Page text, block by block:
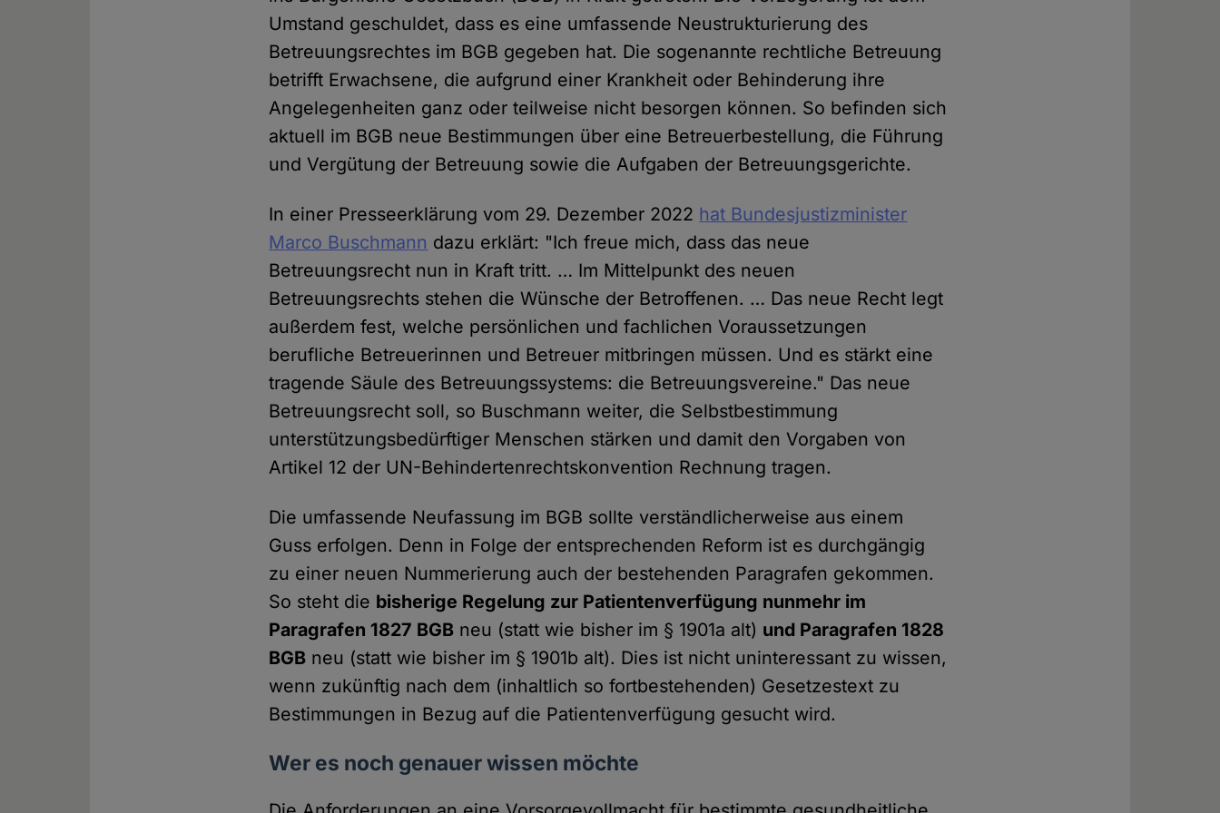
Umstand geschuldet, dass es eine umfassende Neustrukturierung des
Betreuungsrechtes im BGB gegeben hat. Die sogenannte rechtliche Betreuung
betrifft Erwachsene, die aufgrund einer Krankheit oder Behinderung ihre
Angelegenheiten ganz oder teil­weise nicht besorgen können. So befinden sich
aktuell im BGB neue Bestimmungen über eine Betreuerbestellung, die Führung
und Vergütung der Betreuung sowie die Aufgaben der Betreuungsgerichte.
In einer Presseerklärung vom 29. Dezember 2022 hat Bundesjustizminister
Marco Buschmann dazu erklärt: "Ich freue mich, dass das neue
Betreuungsrecht nun in Kraft tritt. … Im Mittelpunkt des neuen
Betreuungsrechts stehen die Wünsche der Betroffenen. … Das neue Recht legt
außerdem fest, welche persönlichen und fachlichen Voraussetzungen
berufliche Betreuerinnen und Betreuer mitbringen müssen. Und es stärkt eine
tragende Säule des Betreuungssystems: die Betreuungsvereine." Das neue
Betreuungsrecht soll, so Buschmann weiter, die Selbstbestimmung
unterstützungsbedürftiger Menschen stärken und damit den Vorgaben von
Artikel 12 der UN-Behindertenrechtskonvention Rechnung tragen.
Die umfassende Neufassung im BGB sollte verständlicherweise aus einem
Guss erfolgen. Denn in Folge der entsprechenden Reform ist es durchgängig
zu einer neuen Nummerierung auch der bestehenden Paragrafen gekommen.
So steht die bisherige Regelung zur Patientenverfügung nunmehr im
Paragrafen 1827 BGB neu (statt wie bisher im § 1901a alt) und Paragrafen 1828
BGB neu (statt wie bisher im § 1901b alt). Dies ist nicht uninteressant zu wissen,
wenn zukünftig nach dem (inhaltlich so fortbestehenden) Gesetzestext zu
Bestimmungen in Bezug auf die Patientenverfügung gesucht wird.
Wer es noch genauer wissen möchte